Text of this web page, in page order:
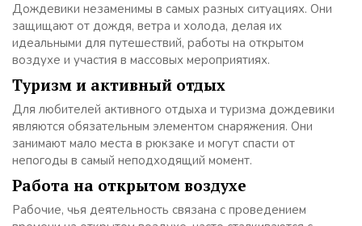
Дождевики незаменимы в самых разных ситуациях. Они
защищают от дождя, ветра и холода, делая их
идеальными для путешествий, работы на открытом
воздухе и участия в массовых мероприятиях.
Туризм и активный отдых
Для любителей активного отдыха и туризма дождевики
являются обязательным элементом снаряжения. Они
занимают мало места в рюкзаке и могут спасти от
непогоды в самый неподходящий момент.
Работа на открытом воздухе
Рабочие, чья деятельность связана с проведением